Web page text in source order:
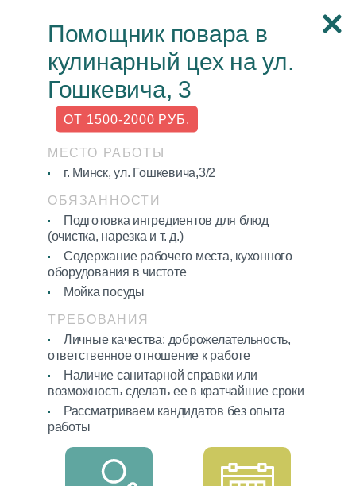
Помощник повара в
кулинарный цех на ул.
Гошкевича, 3
ОТ 1500-2000 РУБ.
МЕСТО РАБОТЫ
г. Минск, ул. Гошкевича,3/2
ОБЯЗАННОСТИ
Подготовка ингредиентов для блюд
(очистка, нарезка и т. д.)
Содержание рабочего места, кухонного
оборудования в чистоте
Мойка посуды
ТРЕБОВАНИЯ
Личные качества: доброжелательность,
ответственное отношение к работе
Наличие санитарной справки или
возможность сделать ее в кратчайшие сроки
Рассматриваем кандидатов без опыта
работы
Стань частью
дружной команды!
Звони7039(А1, МТС, Life)
Вакансия автомобиля кат. В 2900-5000
Смотрите зарплаты наших лидеров
обработки
персональных
данных
МТС 7039
Сайт разработан Медиа Лайн